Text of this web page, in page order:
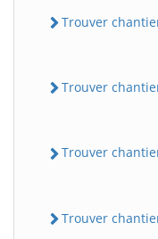
Trouver
Trouver
Trouver
Trouver